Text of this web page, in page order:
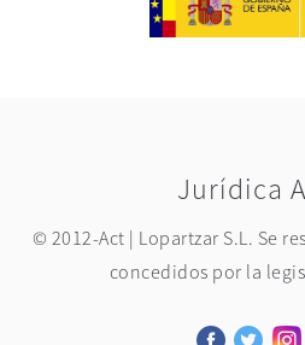
Jurídica
© 2012-Act | Lopartzar S.L. Se
concedidos por la